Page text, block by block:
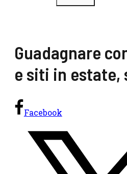
Guadagnare
e siti in estate,
Facebook